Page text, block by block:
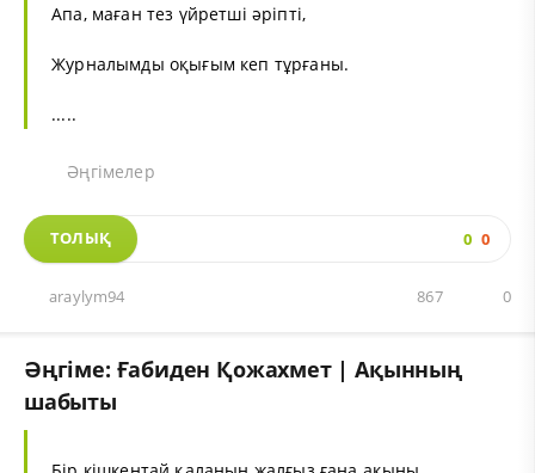
Апа, маған тез үйретші әріпті,
Журналымды оқығым кеп тұрғаны.
.....
Әңгімелер
ТОЛЫҚ 0 0
araylym94 0
867
Әңгіме: Ғабиден Қожахмет | Ақынның
шабыты